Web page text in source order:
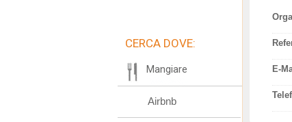
E-
CERCA DOVE:
Mangiare
Airbnb